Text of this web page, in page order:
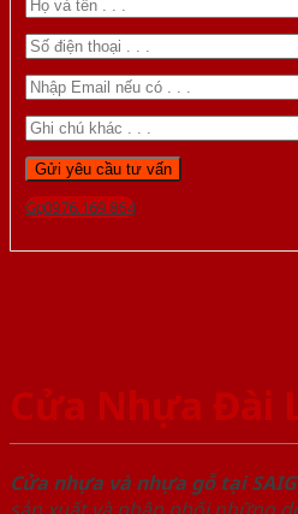
Gọi 0976.169.864
Cửa Nhựa Đài
Cửa nhựa và nhựa gỗ tại